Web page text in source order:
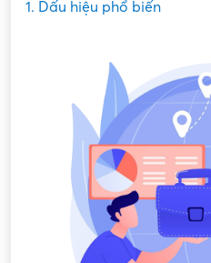
1. Dấu hiệu phổ biến